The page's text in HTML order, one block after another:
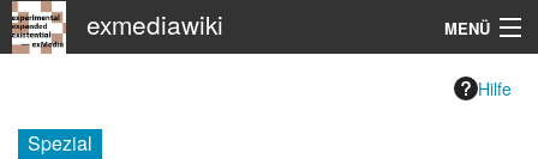
exmediawiki MENÜ
KHM
Hilfe
Spezial